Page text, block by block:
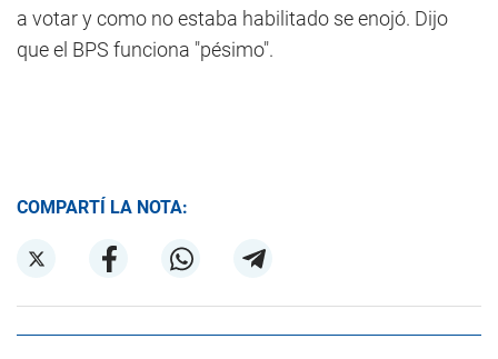
a votar y como no estaba habilitado se enojó. Dijo
que el BPS funciona "pésimo".
COMPARTÍ LA NOTA: